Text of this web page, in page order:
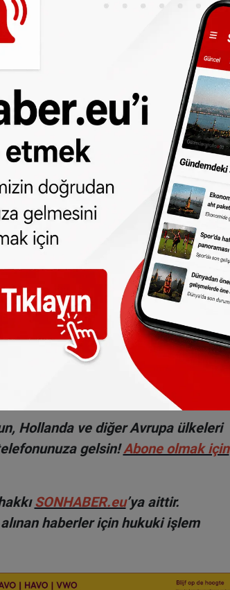
Avusturya
’da benzinin litre fiyatı
İtalya
ise depolarını
yapabilirler.Slovenya’da benzin litre
Hırvatistan
’da ise sırasıyla 1,60 euro
edecekler için fiyatlar biraz
euro, dizel fiyatı ise 1,58 euro.
’da benzin ve dizel fiyatı 1,37 euro.
edecekler için
Sırbistan’da
euro.
konu bulunmakta. Açıklanan bu
içinde bölgelere ve nereden
değişkenlik gösterebilir.
Hollanda ve diğer Avrupa ülkeleri
gelsin!Abone olmak için
SONHABER.eu’ya aittir.
haberler için hukuki işlem